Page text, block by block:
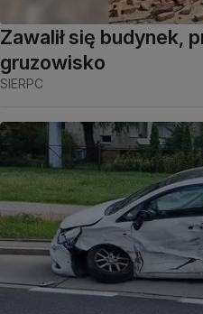
Zawalił się budynek,
gruzowisko
SIERPC